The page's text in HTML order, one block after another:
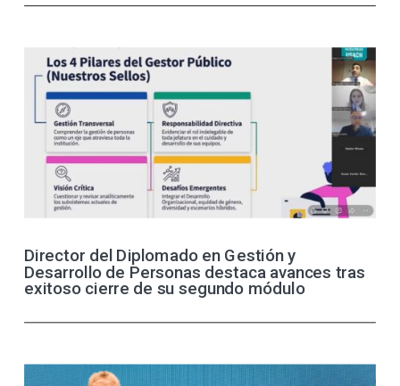
Director del Diplomado en Gestión y
Desarrollo de Personas destaca avances tras
exitoso cierre de su segundo módulo